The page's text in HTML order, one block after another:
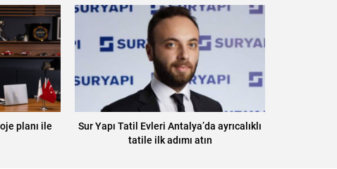
planı ile
Sur Yapı Tatil Evleri Antalya’da ayrıcalıklı
tatile ilk adımı atın